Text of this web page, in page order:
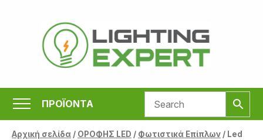
περιεχόμενο
ΠΡΟΪΟΝΤΑ
Αρχική σελίδα/ ΟΡΟΦΗΣ LED / Φωτιστικά Επίπλων/ Led